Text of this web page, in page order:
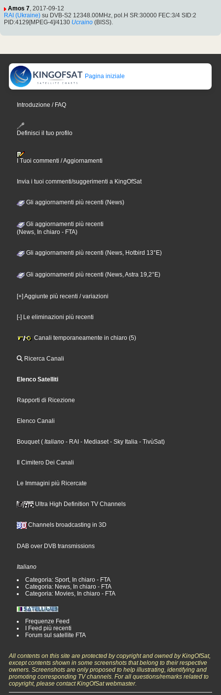
Amos 7, 2017-09-12
RAI (Ukraine) su DVB-S2 12348.00MHz, pol.H SR:30000 FEC:3/4 SID:2
PID:4129[MPEG-4]/4130 Ucraino (BISS).
Pagina iniziale
Introduzione / FAQ
Definisci il tuo profilo
I Tuoi commenti / Aggiornamenti
Invia i tuoi commenti/suggerimenti a KingOfSat
Gli aggiornamenti più recenti (News)
Gli aggiornamenti più recenti
(News, In chiaro - FTA)
Gli aggiornamenti più recenti (News, Hotbird 13°E)
Gli aggiornamenti più recenti (News, Astra 19,2°E)
[+] Aggiunte più recenti / variazioni
[-] Le eliminazioni più recenti
Canali temporaneamente in chiaro (5)
Ricerca Canali
Elenco Satelliti
Rapporti di Ricezione
Elenco Canali
Bouquet( Italiano - RAI - Mediaset- Sky Italia - TivùSat)
Il Cimitero Dei Canali
Le Immagini più Ricercate
Ultra High Definition TV Channels
Channels broadcasting in 3D
DAB over DVB transmissions
Italiano
Categoria: Sport, In chiaro - FTA
Categoria: News, In chiaro - FTA
Categoria: Movies, In chiaro - FTA
Frequenze Feed
I Feed più recenti
Forum sul satellite FTA
All contents on this site are protected by copyright and owned by KingOfSat,
except contents shown in some screenshots that belong to their respective
owners. Screenshots are only proposed to help illustrating, identifying and
promoting corresponding TV channels. For all questions/remarks related to
copyright, please contact KingOfSat webmaster.